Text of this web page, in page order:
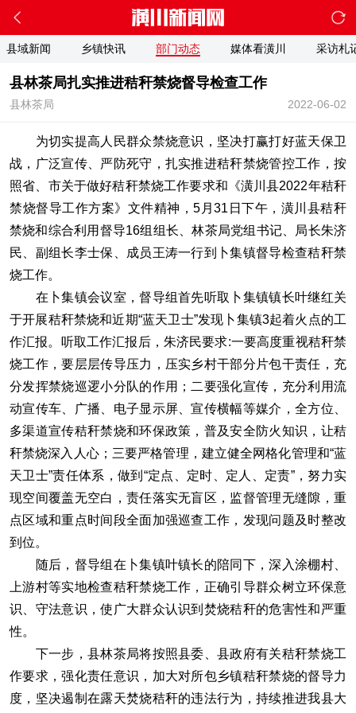
县域新闻 乡镇快讯 部门动态 媒体看潢川 采访札
县林茶局扎实推进秸秆禁烧督导检查工作
2022-06-02
县林茶局
为切实提高人民群众禁烧意识，坚决打赢打好蓝天保卫
战，广泛宣传、严防死守，扎实推进秸秆禁烧管控工作，按
照省、市关于做好秸秆禁烧工作要求和《潢川县2022年秸秆
禁烧督导工作方案》文件精神，5月31日下午，潢川县秸秆
禁烧和综合利用督导16组组长、林茶局党组书记、局长朱济
民、副组长李士保、成员王涛一行到卜集镇督导检查秸秆禁
烧工作。
在卜集镇会议室，督导组首先听取卜集镇镇长叶继红关
于开展秸秆禁烧和近期“蓝天卫士”发现卜集镇3起着火点的工
作汇报。听取工作汇报后，朱济民要求:一要高度重视秸秆禁
烧工作，要层层传导压力，压实乡村干部分片包干责任，充
分发挥禁烧巡逻小分队的作用；二要强化宣传，充分利用流
动宣传车、广播、电子显示屏、宣传横幅等媒介，全方位、
多渠道宣传秸秆禁烧和环保政策，普及安全防火知识，让秸
秆禁烧深入人心；三要严格管理，建立健全网格化管理和“蓝
天卫士”责任体系，做到“定点、定时、定人、定责”，努力实
现空间覆盖无空白，责任落实无盲区，监督管理无缝隙，重
点区域和重点时间段全面加强巡查工作，发现问题及时整改
到位。
随后，督导组在卜集镇叶镇长的陪同下，深入涂棚村、
上游村等实地检查秸秆禁烧工作，正确引导群众树立环保意
识、守法意识，使广大群众认识到焚烧秸秆的危害性和严重
性。
下一步，县林茶局将按照县委、县政府有关秸秆禁烧工
作要求，强化责任意识，加大对所包乡镇秸秆禁烧的督导力
度，坚决遏制在露天焚烧秸秆的违法行为，持续推进我县大